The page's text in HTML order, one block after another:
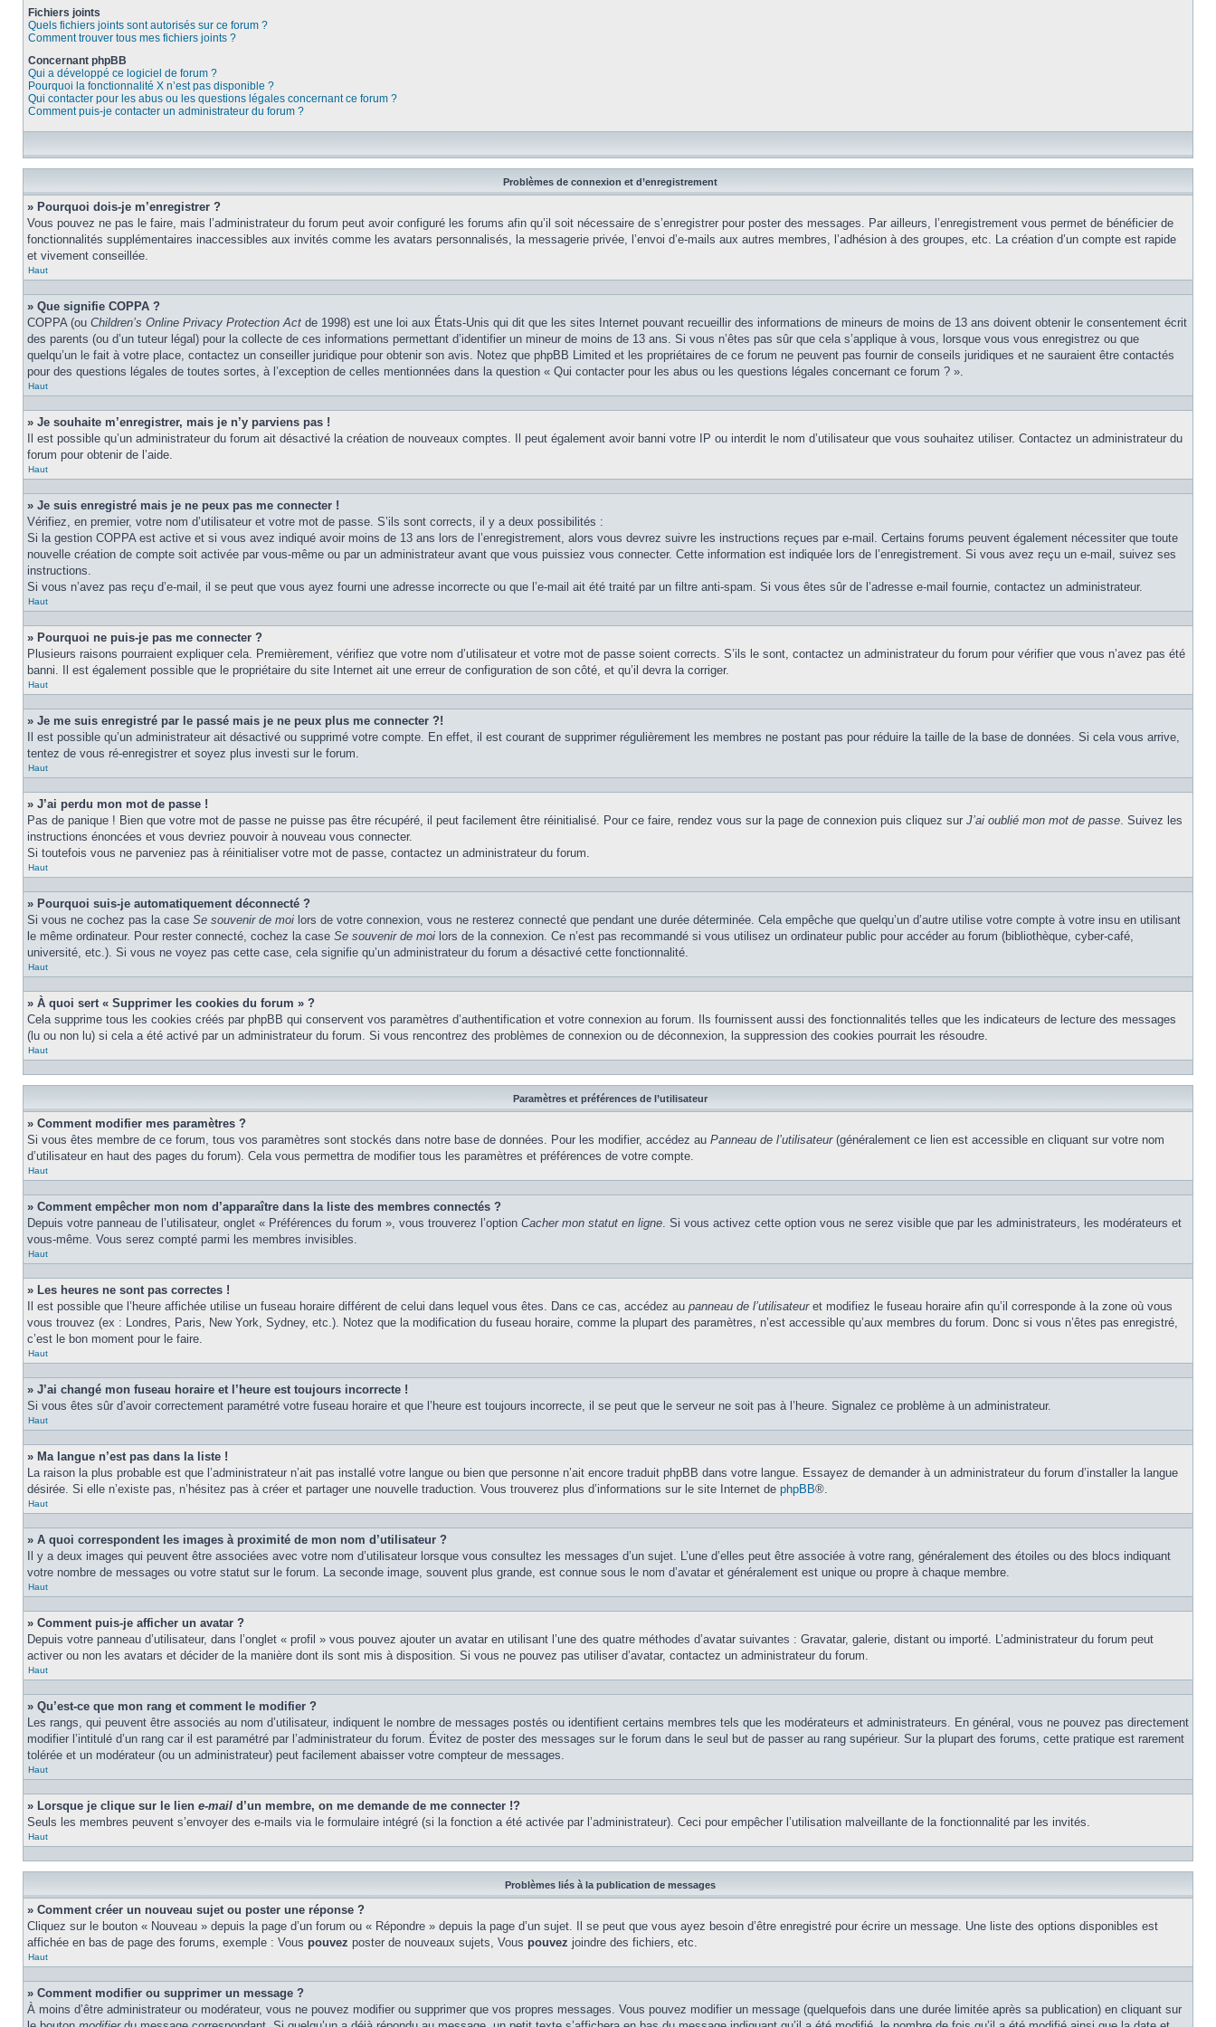
Fichiers joints
Quels fichiers joints sont autorisés sur ce forum ?
Comment trouver tous mes fichiers joints ?
Concernant phpBB
Qui a développé ce logiciel de forum ?
Pourquoi la fonctionnalité X n’est pas disponible ?
Qui contacter pour les abus ou les questions légales concernant ce forum ?
Comment puis-je contacter un administrateur du forum ?
Problèmes de connexion et d’enregistrement
» Pourquoi dois-je m’enregistrer ?
Vous pouvez ne pas le faire, mais l’administrateur du forum peut avoir configuré les forums afin qu’il soit nécessaire de s’enregistrer pour poster des messages. Par ailleurs, l’enregistrement vous permet de bénéficier de
fonctionnalités supplémentaires inaccessibles aux invités comme les avatars personnalisés, la messagerie privée, l’envoi d’e-mails aux autres membres, l’adhésion à des groupes, etc. La création d’un compte est rapide
et vivement conseillée.
Haut
» Que signifie COPPA ?
COPPA (ou Children’s Online Privacy Protection Act de 1998) est une loi aux États-Unis qui dit que les sites Internet pouvant recueillir des informations de mineurs de moins de 13 ans doivent obtenir le consentement écrit
des parents (ou d’un tuteur légal) pour la collecte de ces informations permettant d’identifier un mineur de moins de 13 ans. Si vous n’êtes pas sûr que cela s’applique à vous, lorsque vous vous enregistrez ou que
quelqu’un le fait à votre place, contactez un conseiller juridique pour obtenir son avis. Notez que phpBB Limited et les propriétaires de ce forum ne peuvent pas fournir de conseils juridiques et ne sauraient être contactés
pour des questions légales de toutes sortes, à l’exception de celles mentionnées dans la question « Qui contacter pour les abus ou les questions légales concernant ce forum ? ».
Haut
» Je souhaite m’enregistrer, mais je n’y parviens pas !
Il est possible qu’un administrateur du forum ait désactivé la création de nouveaux comptes. Il peut également avoir banni votre IP ou interdit le nom d’utilisateur que vous souhaitez utiliser. Contactez un administrateur du
forum pour obtenir de l’aide.
Haut
» Je suis enregistré mais je ne peux pas me connecter !
Vérifiez, en premier, votre nom d’utilisateur et votre mot de passe. S’ils sont corrects, il y a deux possibilités :
Si la gestion COPPA est active et si vous avez indiqué avoir moins de 13 ans lors de l’enregistrement, alors vous devrez suivre les instructions reçues par e-mail. Certains forums peuvent également nécessiter que toute
nouvelle création de compte soit activée par vous-même ou par un administrateur avant que vous puissiez vous connecter. Cette information est indiquée lors de l’enregistrement. Si vous avez reçu un e-mail, suivez ses
instructions.
Si vous n’avez pas reçu d’e-mail, il se peut que vous ayez fourni une adresse incorrecte ou que l’e-mail ait été traité par un filtre anti-spam. Si vous êtes sûr de l’adresse e-mail fournie, contactez un administrateur.
Haut
» Pourquoi ne puis-je pas me connecter ?
Plusieurs raisons pourraient expliquer cela. Premièrement, vérifiez que votre nom d’utilisateur et votre mot de passe soient corrects. S’ils le sont, contactez un administrateur du forum pour vérifier que vous n’avez pas été
banni. Il est également possible que le propriétaire du site Internet ait une erreur de configuration de son côté, et qu’il devra la corriger.
Haut
» Je me suis enregistré par le passé mais je ne peux plus me connecter ?!
Il est possible qu’un administrateur ait désactivé ou supprimé votre compte. En effet, il est courant de supprimer régulièrement les membres ne postant pas pour réduire la taille de la base de données. Si cela vous arrive,
tentez de vous ré-enregistrer et soyez plus investi sur le forum.
Haut
» J’ai perdu mon mot de passe !
Pas de panique ! Bien que votre mot de passe ne puisse pas être récupéré, il peut facilement être réinitialisé. Pour ce faire, rendez vous sur la page de connexion puis cliquez sur J’ai oublié mon mot de passe. Suivez les
instructions énoncées et vous devriez pouvoir à nouveau vous connecter.
Si toutefois vous ne parveniez pas à réinitialiser votre mot de passe, contactez un administrateur du forum.
Haut
» Pourquoi suis-je automatiquement déconnecté ?
Si vous ne cochez pas la case Se souvenir de moi lors de votre connexion, vous ne resterez connecté que pendant une durée déterminée. Cela empêche que quelqu’un d’autre utilise votre compte à votre insu en utilisant
le même ordinateur. Pour rester connecté, cochez la case Se souvenir de moi lors de la connexion. Ce n’est pas recommandé si vous utilisez un ordinateur public pour accéder au forum (bibliothèque, cyber-café,
université, etc.). Si vous ne voyez pas cette case, cela signifie qu’un administrateur du forum a désactivé cette fonctionnalité.
Haut
» À quoi sert « Supprimer les cookies du forum » ?
Cela supprime tous les cookies créés par phpBB qui conservent vos paramètres d’authentification et votre connexion au forum. Ils fournissent aussi des fonctionnalités telles que les indicateurs de lecture des messages
(lu ou non lu) si cela a été activé par un administrateur du forum. Si vous rencontrez des problèmes de connexion ou de déconnexion, la suppression des cookies pourrait les résoudre.
Haut
Paramètres et préférences de l’utilisateur
» Comment modifier mes paramètres ?
Si vous êtes membre de ce forum, tous vos paramètres sont stockés dans notre base de données. Pour les modifier, accédez au Panneau de l’utilisateur(généralement ce lien est accessible en cliquant sur votre nom
d’utilisateur en haut des pages du forum). Cela vous permettra de modifier tous les paramètres et préférences de votre compte.
Haut
» Comment empêcher mon nom d’apparaître dans la liste des membres connectés ?
Depuis votre panneau de l’utilisateur, onglet « Préférences du forum », vous trouverez l’option Cacher mon statut en ligne. Si vous activez cette option vous ne serez visible que par les administrateurs, les modérateurs et
vous-même. Vous serez compté parmi les membres invisibles.
Haut
» Les heures ne sont pas correctes !
Il est possible que l’heure affichée utilise un fuseau horaire différent de celui dans lequel vous êtes. Dans ce cas, accédez au panneau de l’utilisateuret modifiez le fuseau horaire afin qu’il corresponde à la zone où vous
vous trouvez (ex : Londres, Paris, New York, Sydney, etc.). Notez que la modification du fuseau horaire, comme la plupart des paramètres, n’est accessible qu’aux membres du forum. Donc si vous n’êtes pas enregistré,
c’est le bon moment pour le faire.
Haut
» J’ai changé mon fuseau horaire et l’heure est toujours incorrecte !
Si vous êtes sûr d’avoir correctement paramétré votre fuseau horaire et que l’heure est toujours incorrecte, il se peut que le serveur ne soit pas à l’heure. Signalez ce problème à un administrateur.
Haut
» Ma langue n’est pas dans la liste !
La raison la plus probable est que l’administrateur n’ait pas installé votre langue ou bien que personne n’ait encore traduit phpBB dans votre langue. Essayez de demander à un administrateur du forum d’installer la langue
désirée. Si elle n’existe pas, n’hésitez pas à créer et partager une nouvelle traduction. Vous trouverez plus d’informations sur le site Internet de phpBB®.
Haut
» A quoi correspondent les images à proximité de mon nom d’utilisateur ?
Il y a deux images qui peuvent être associées avec votre nom d’utilisateur lorsque vous consultez les messages d’un sujet. L’une d’elles peut être associée à votre rang, généralement des étoiles ou des blocs indiquant
votre nombre de messages ou votre statut sur le forum. La seconde image, souvent plus grande, est connue sous le nom d’avatar et généralement est unique ou propre à chaque membre.
Haut
» Comment puis-je afficher un avatar ?
Depuis votre panneau d’utilisateur, dans l’onglet « profil » vous pouvez ajouter un avatar en utilisant l’une des quatre méthodes d’avatar suivantes : Gravatar, galerie, distant ou importé. L’administrateur du forum peut
activer ou non les avatars et décider de la manière dont ils sont mis à disposition. Si vous ne pouvez pas utiliser d’avatar, contactez un administrateur du forum.
Haut
» Qu’est-ce que mon rang et comment le modifier ?
Les rangs, qui peuvent être associés au nom d’utilisateur, indiquent le nombre de messages postés ou identifient certains membres tels que les modérateurs et administrateurs. En général, vous ne pouvez pas directement
modifier l’intitulé d’un rang car il est paramétré par l’administrateur du forum. Évitez de poster des messages sur le forum dans le seul but de passer au rang supérieur. Sur la plupart des forums, cette pratique est rarement
tolérée et un modérateur (ou un administrateur) peut facilement abaisser votre compteur de messages.
Haut
» Lorsque je clique sur le lien e-mail d’un membre, on me demande de me connecter !?
Seuls les membres peuvent s’envoyer des e-mails via le formulaire intégré (si la fonction a été activée par l’administrateur). Ceci pour empêcher l’utilisation malveillante de la fonctionnalité par les invités.
Haut
Problèmes liés à la publication de messages
» Comment créer un nouveau sujet ou poster une réponse ?
Cliquez sur le bouton « Nouveau » depuis la page d’un forum ou « Répondre » depuis la page d’un sujet. Il se peut que vous ayez besoin d’être enregistré pour écrire un message. Une liste des options disponibles est
affichée en bas de page des forums, exemple : Vous pouvez poster de nouveaux sujets, Vous pouvez joindre des fichiers, etc.
Haut
» Comment modifier ou supprimer un message ?
À moins d’être administrateur ou modérateur, vous ne pouvez modifier ou supprimer que vos propres messages. Vous pouvez modifier un message (quelquefois dans une durée limitée après sa publication) en cliquant sur